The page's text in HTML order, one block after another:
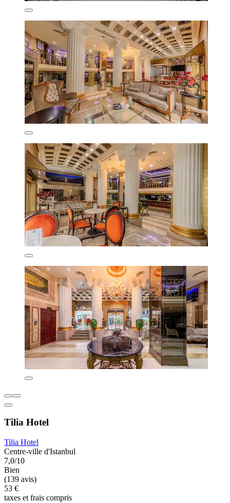
Tilia Hotel
Tilia Hotel
Centre-ville d'Istanbul
7,0/10
Bien
(139 avis)
53 €
taxes et frais compris